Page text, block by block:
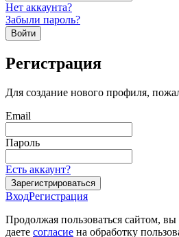
Нет аккаунта?
Забыли пароль?
Войти
Регистрация
Для создание нового профиля,
Email
Пароль
Есть аккаунт?
Зарегистрироваться
ВходРегистрация
Продолжая пользоваться сайтом,
даете согласие на обработку